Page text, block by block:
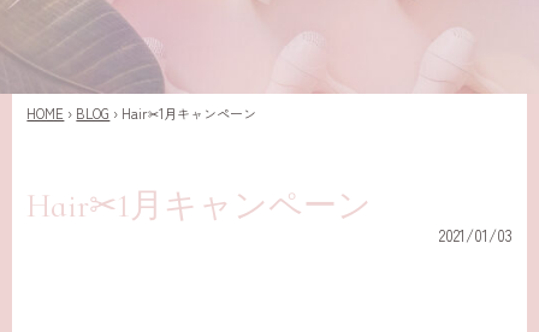
HOME › BLOG › Hair✂︎1月キャンペーン
Hair✂︎1月キャンペーン
2021/01/03